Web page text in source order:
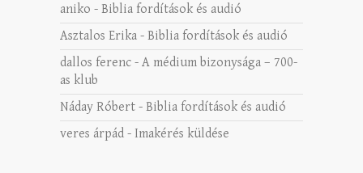
aniko - Biblia fordítások és audió
Asztalos Erika - Biblia fordítások és audió
dallos ferenc - A médium bizonysága – 700-
as klub
Náday Róbert - Biblia fordítások és audió
veres árpád - Imakérés küldése